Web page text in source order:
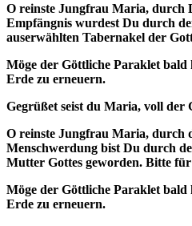
O reinste Jungfrau Maria, durch
Empfängnis wurdest Du durch
auserwählten Tabernakel der
Möge der Göttliche Paraklet
Erde zu erneuern.
Gegrüßet seist du Maria, voll der
O reinste Jungfrau Maria, durch
Menschwerdung bist Du durch
Mutter Gottes geworden. Bitte
Möge der Göttliche Paraklet
Erde zu erneuern.